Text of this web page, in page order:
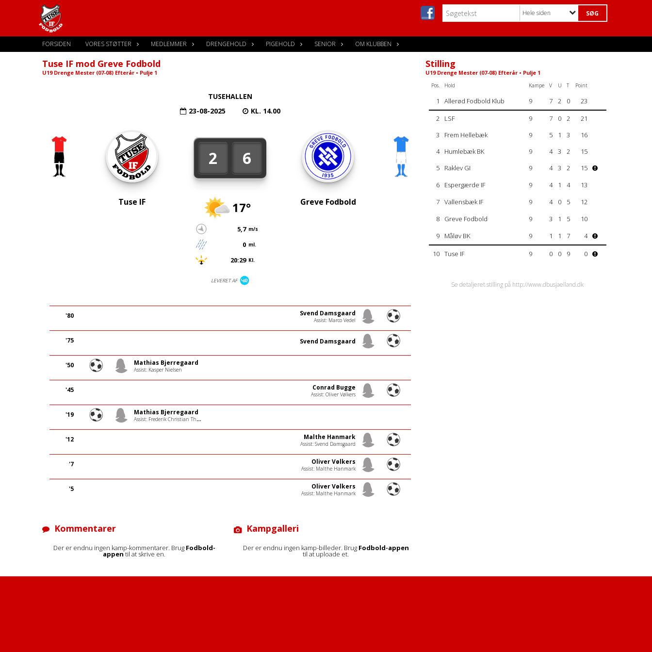
Hele siden
FORSIDEN VORES STØTTER MEDLEMMER DRENGEHOLD PIGEHOLD SENIOR OM KLUBBEN
Tuse IF mod Greve Fodbold
U19 Drenge Mester (07-08) Efterår • Pulje 1
TUSEHALLEN
23-08-2025
KL. 14.00
Tuse IF
2 6
17°
5,7 m/s
0 ml.
20:29 Kl.
LEVERET AF
Greve Fodbold
'80 Svend Damsgaard
Assist: Marco Vedel
'75 Svend Damsgaard
'50 Mathias Bjerregaard
Assist: Kasper Nielsen
'45 Conrad Bugge
Assist: Oliver Vølkers
'19 Mathias Bjerregaard
Assist: Frederik Christian Thomsen
'12 Malthe Hanmark
Assist: Svend Damsgaard
'7 Oliver Vølkers
Assist: Malthe Hanmark
'5 Oliver Vølkers
Assist: Malthe Hanmark
Stilling
U19 Drenge Mester (07-08) Efterår • Pulje 1
Pos. Hold Kampe V U T Point
1 Allerød Fodbold Klub 9 7 2 0
23
2
LSF 9 7 0 2
21
3
Frem Hellebæk 9 5 1 3
16
4
Humlebæk BK 9 4 3 2
15
5
Raklev GI 9 4 3 2
15
6
Espergærde IF 9 4 1 4
13
7 Vallensbæk IF 9 4 0 5
12
8
Greve Fodbold 9 3 1 5
10
9
Måløv BK 9 1 1 7 4
10 Tuse IF 9 0 0 9 0
Se detaljeret stilling på http://www.dbusjaelland.dk
Kommentarer
Der er endnu ingen kamp-kommentarer. Brug Fodbold-
appentil at skrive en.
Kampgalleri
Der er endnu ingen kamp-billeder. Brug Fodbold-appen
til at uploade et.